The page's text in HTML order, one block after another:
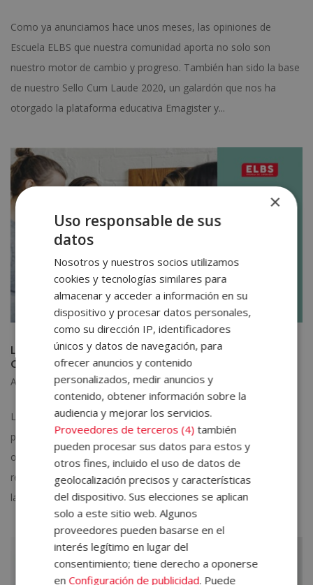
Como ya anunciamos hace unos meses, las opiniones de
Escuela ELBS que nuestra comunidad aporta no solo son
nuestro motor de cambio y progreso. También han sido la base
de nuestro Sello Cum Laude 2020, un galardón que nos ha
otorgado la plataforma educativa Emagister y...
Las opiniones de Escuela ELBS nos otorgan el Sello
Cum Laude 2020
Abr 17, 2020|Sello Cum Laude
Las opiniones de Escuela ELBS que habéis aportado en la
plataforma educativa Emagister han dado sus frutos: ¡Hemos
obtenido un nuevo Sello Cum Laude 2020! Este galardón
reconoce todas las opiniones de Escuela ELBS y pone en valor
las valoraciones de todos nuestros...
×
Uso responsable de sus
datos
Nosotros y nuestros socios utilizamos
cookies y tecnologías similares para
almacenar y acceder a información en su
dispositivo y procesar datos personales,
como su dirección IP, identificadores
únicos y datos de navegación, para
ofrecer anuncios y contenido
personalizados, medir anuncios y
contenido, obtener información sobre la
audiencia y mejorar los servicios.
Proveedores de terceros (4) también
pueden procesar sus datos para estos y
otros fines, incluido el uso de datos de
geolocalización precisos y características
del dispositivo. Sus elecciones se aplican
solo a este sitio web. Algunos
proveedores pueden basarse en el
interés legítimo en lugar del
consentimiento; tiene derecho a oponerse
enConfiguración de publicidad. Puede